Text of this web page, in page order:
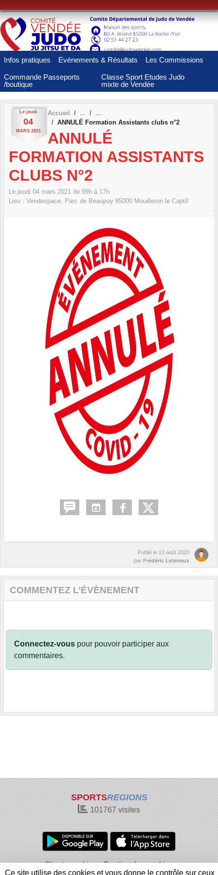
Infos pratiques Evénements & Résultats Les Commissions
Commande Passeports
/boutique
Classe Sport Etudes Judo
mixte de Vendée
Le jeudi
04
MARS 2021
Accueil
ANNULÉ Formation Assistants clubs n°2
ANNULÉ
FORMATION ASSISTANTS
CLUBS N°2
Le jeudi 04 mars 2021 de 09h à 17h
Lieu : Vendespace, Parc de Beaupuy 85000 Mouilleron le Captif
Publié le 13 août 2020
par Frédéric Leteneux
COMMENTEZ L’ÉVÈNEMENT
Connectez-vous pour pouvoir participer aux
commentaires.
SPORTSREGIONS
101767 visites
Charte cookies
Gestion des cookies
Ce site utilise des cookies et vous donne le contrôle sur ceux